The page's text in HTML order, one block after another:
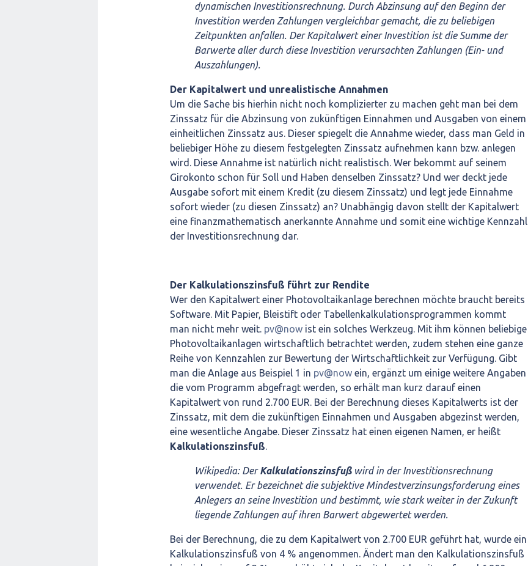
dynamischen Investitionsrechnung. Durch Abzinsung auf den Beginn der
Investition werden Zahlungen vergleichbar gemacht, die zu beliebigen
Zeitpunkten anfallen. Der Kapitalwert einer Investition ist die Summe der
Barwerte aller durch diese Investition verursachten Zahlungen (Ein- und
Auszahlungen).
Der Kapitalwert und unrealistische Annahmen
Um die Sache bis hierhin nicht noch komplizierter zu machen geht man bei dem
Zinssatz für die Abzinsung von zukünftigen Einnahmen und Ausgaben von einem
einheitlichen Zinssatz aus. Dieser spiegelt die Annahme wieder, dass man Geld in
beliebiger Höhe zu diesem festgelegten Zinssatz aufnehmen kann bzw. anlegen
wird. Diese Annahme ist natürlich nicht realistisch. Wer bekommt auf seinem
Girokonto schon für Soll und Haben denselben Zinssatz? Und wer deckt jede
Ausgabe sofort mit einem Kredit (zu diesem Zinssatz) und legt jede Einnahme
sofort wieder (zu diesen Zinssatz) an? Unabhängig davon stellt der Kapitalwert
eine finanzmathematisch anerkannte Annahme und somit eine wichtige Kennzahl
der Investitionsrechnung dar.
Der Kalkulationszinsfuß führt zur Rendite
Wer den Kapitalwert einer Photovoltaikanlage berechnen möchte braucht bereits
Software. Mit Papier, Bleistift oder Tabellenkalkulationsprogrammen kommt
man nicht mehr weit. pv@now ist ein solches Werkzeug. Mit ihm können beliebige
Photovoltaikanlagen wirtschaftlich betrachtet werden, zudem stehen eine ganze
Reihe von Kennzahlen zur Bewertung der Wirtschaftlichkeit zur Verfügung. Gibt
man die Anlage aus Beispiel 1 in pv@now ein, ergänzt um einige weitere Angaben
die vom Programm abgefragt werden, so erhält man kurz darauf einen
Kapitalwert von rund 2.700 EUR. Bei der Berechnung dieses Kapitalwerts ist der
Zinssatz, mit dem die zukünftigen Einnahmen und Ausgaben abgezinst werden,
eine wesentliche Angabe. Dieser Zinssatz hat einen eigenen Namen, er heißt
Kalkulationszinsfuß.
Wikipedia: DerKalkulationszinsfußwird in der Investitionsrechnung
verwendet. Er bezeichnet die subjektive Mindestverzinsungsforderung eines
Anlegers an seine Investition und bestimmt, wie stark weiter in der Zukunft
liegende Zahlungen auf ihren Barwert abgewertet werden.
Bei der Berechnung, die zu dem Kapitalwert von 2.700 EUR geführt hat, wurde ein
Kalkulationszinsfuß von 4 % angenommen. Ändert man den Kalkulationszinsfuß